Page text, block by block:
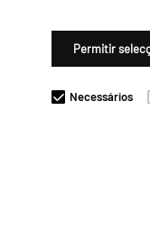
Permitir
Necessários